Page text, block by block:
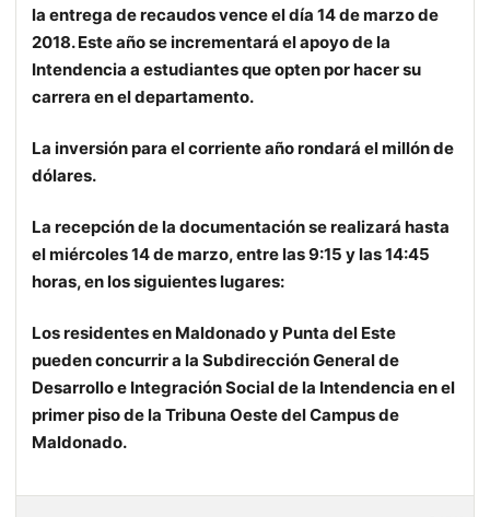
la entrega de recaudos vence el día 14 de marzo de
2018. Este año se incrementará el apoyo de la
Intendencia a estudiantes que opten por hacer su
carrera en el departamento.
La inversión para el corriente año rondará el millón de
dólares.
La recepción de la documentación se realizará hasta
el miércoles 14 de marzo, entre las 9:15 y las 14:45
horas, en los siguientes lugares:
Los residentes en Maldonado y Punta del Este
pueden concurrir a la Subdirección General de
Desarrollo e Integración Social de la Intendencia en el
primer piso de la Tribuna Oeste del Campus de
Maldonado.